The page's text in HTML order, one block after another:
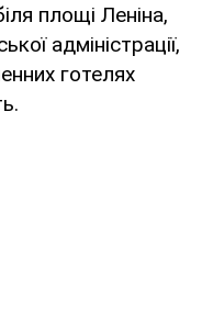
площі Леніна,
адміністрації,
готелях